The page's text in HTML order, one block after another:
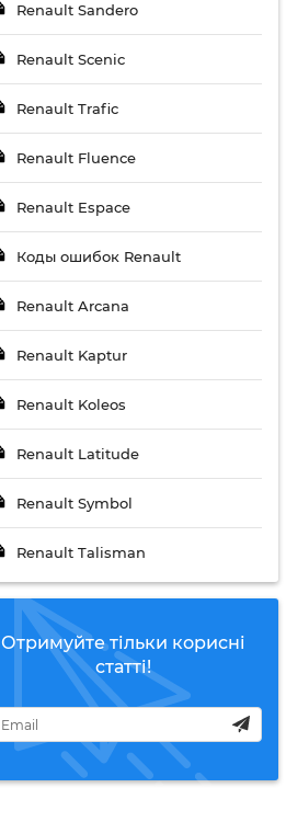
Renault Sandero
Renault Scenic
Renault Trafic
Renault Fluence
Renault Espace
Коды ошибок Renault
Renault Arcana
Renault Kaptur
Renault Koleos
Renault Latitude
Renault Symbol
Renault Talisman
Отримуйте тільки корисні
статті!